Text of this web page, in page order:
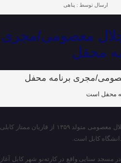
ارسال توسط : پناهی
معصومی/مجری
محفل
محفل است
به گزارش پایگاه خبری شباویز،سید جلال معصومی متولد ۱۳۵۹ از قاریان ممتاز کابلی
کابل است.
را در سن ۶ سالگی در مسجد سنایی واقع در کارته‌نو شهر کابل آغاز